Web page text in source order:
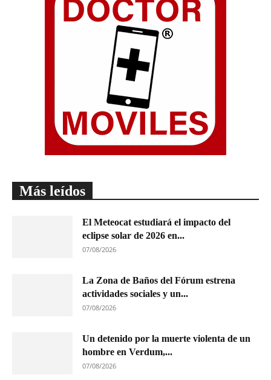
Más leídos
El Meteocat estudiará el impacto del
eclipse solar de 2026 en...
07/08/2026
La Zona de Baños del Fórum estrena
actividades sociales y un...
07/08/2026
Un detenido por la muerte violenta de un
hombre en Verdum,...
07/08/2026